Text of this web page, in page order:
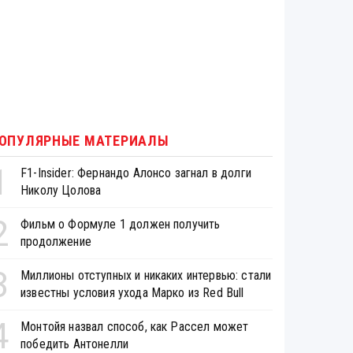
МАТЕРИАЛЫ
F1-Insider: Фернандо Алонсо загнал в долги
Николу Цолова
Фильм о Формуле 1 должен получить
продолжение
Миллионы отступных и никаких интервью: стали
известны условия ухода Марко из Red Bull
Монтойя назвал способ, как Рассел может
победить Антонелли